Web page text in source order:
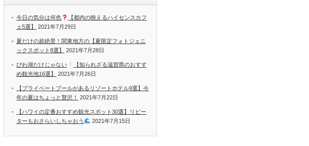
今日の気分は何色
【都内の映えるハイセンスカフ
ェ5選】
2021年7月29日
夏だけの超絶景！関東地方の【夏限定フォトジェニ
ックスポット8選】
2021年7月28日
びわ湖だけじゃない
【知られざる滋賀県のおすす
め観光地16選】
2021年7月26日
【プライベートプールがあるリゾートホテル9選】今
年の夏はちょっと贅沢！
2021年7月22日
【ハワイの定番おすすめ観光スポット30選】リピー
ターもおさらいしちゃおう
2021年7月15日